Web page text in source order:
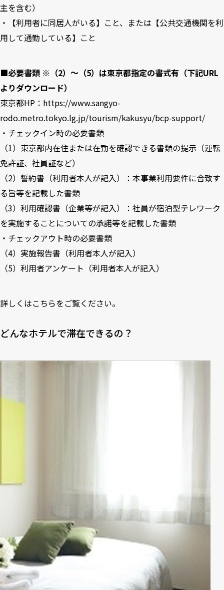
主を含む）
・【利用者に同居人がいる】こと、または【公共交通機関を利
用して通勤している】こと
■必要書類 ※（2）～（5）は東京都指定の書式有（下記URL
よりダウンロード）
東京都HP： https://www.sangyo-
rodo.metro.tokyo.lg.jp/tourism/kakusyu/bcp-support/
・チェックイン時の必要書類
（1）東京都内在住または在勤を確認できる書類の提示（運転
免許証、社員証など）
（2）誓約書（利用者本人が記入）：本事業利用要件に合致す
る旨等を記載した書類
（3）利用確認書（企業等が記入）：社員が宿泊型テレワーク
を実施することについての承諾等を記載した書類
・チェックアウト時の必要書類
（4）実施報告書（利用者本人が記入）
（5）利用者アンケート（利用者本人が記入）
詳しくはこちらをご覧ください。
どんなホテルで滞在できるの？